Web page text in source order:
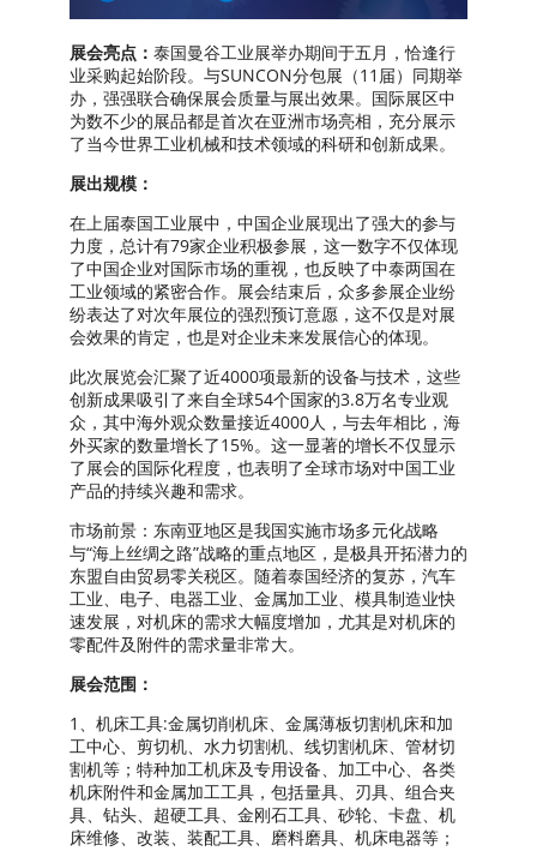
展会亮点： 泰国曼谷工业展举办期间于五月，恰逢行
业采购起始阶段。与SUNCON分包展（11届）同期举
办，强强联合确保展会质量与展出效果。国际展区中
为数不少的展品都是首次在亚洲市场亮相，充分展示
了当今世界工业机械和技术领域的科研和创新成果。
展出规模：
在上届泰国工业展中，中国企业展现出了强大的参与
力度，总计有79家企业积极参展，这一数字不仅体现
了中国企业对国际市场的重视，也反映了中泰两国在
工业领域的紧密合作。展会结束后，众多参展企业纷
纷表达了对次年展位的强烈预订意愿，这不仅是对展
会效果的肯定，也是对企业未来发展信心的体现。
此次展览会汇聚了近4000项最新的设备与技术，这些
创新成果吸引了来自全球54个国家的3.8万名专业观
众，其中海外观众数量接近4000人，与去年相比，海
外买家的数量增长了15%。这一显著的增长不仅显示
了展会的国际化程度，也表明了全球市场对中国工业
产品的持续兴趣和需求。
市场前景：东南亚地区是我国实施市场多元化战略
与“海上丝绸之路”战略的重点地区，是极具开拓潜力的
东盟自由贸易零关税区。随着泰国经济的复苏，汽车
工业、电子、电器工业、金属加工业、模具制造业快
速发展，对机床的需求大幅度增加，尤其是对机床的
零配件及附件的需求量非常大。
展会范围：
1、机床工具:金属切削机床、金属薄板切割机床和加
工中心、剪切机、水力切割机、线切割机床、管材切
割机等；特种加工机床及专用设备、加工中心、各类
机床附件和金属加工工具，包括量具、刃具、组合夹
具、钻头、超硬工具、金刚石工具、砂轮、卡盘、机
床维修、改装、装配工具、磨料磨具、机床电器等；